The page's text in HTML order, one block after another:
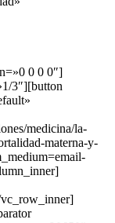
0 0 0″]
3″][button
medicina/la-
materna-y-